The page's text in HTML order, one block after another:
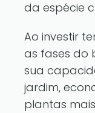
da espécie
Ao investir
as fases do
sua
jardim,
plantas